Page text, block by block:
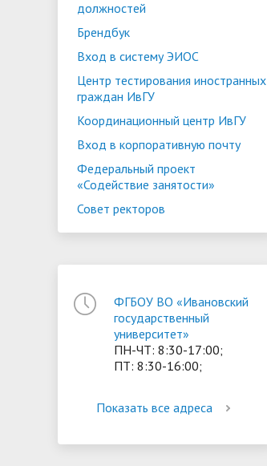
должностей
Брендбук
Вход в систему ЭИОС
Центр тестирования иностранных
граждан ИвГУ
Координационный центр ИвГУ
Вход в корпоративную почту
Федеральный проект
«Содействие занятости»
Совет ректоров
ФГБОУ ВО «Ивановский
государственный
университет»
ПН-ЧТ: 8:30-17:00;
ПТ: 8:30-16:00;
Показать все адреса